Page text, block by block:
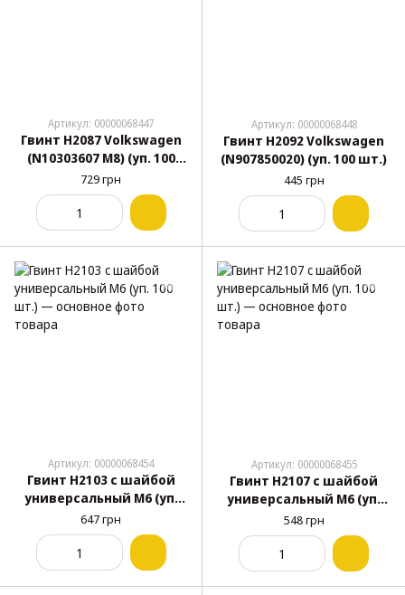
Артикул: 00000068447
Гвинт H2087 Volkswagen
(N10303607 M8) (уп. 100
шт.)
729 грн
Артикул: 00000068448
Гвинт H2092 Volkswagen
(N907850020) (уп. 100 шт.)
445 грн
Артикул: 00000068454
Гвинт H2103 с шайбой
универсальный M6 (уп.
100 шт.)
647 грн
Артикул: 00000068455
Гвинт H2107 с шайбой
универсальный M6 (уп.
100 шт.)
548 грн